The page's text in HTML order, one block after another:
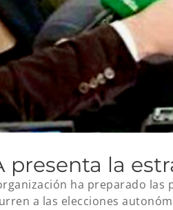
presenta la
ha preparado
a las elecciones